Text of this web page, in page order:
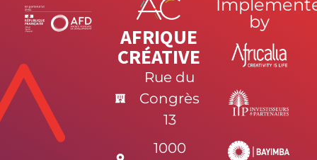
AFRIQUE
CRÉATIVE
Rue du
Congrès
13
1000
by